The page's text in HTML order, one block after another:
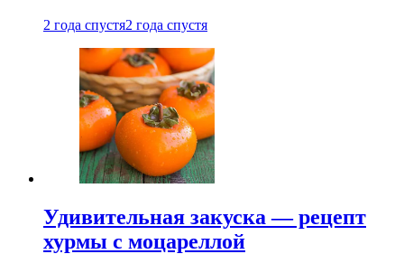
2 года спустя2 года спустя
Удивительная закуска — рецепт
хурмы с моцареллой